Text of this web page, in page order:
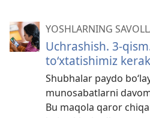
YOSHLARNING
Uchrashish. 3-
to‘xtatishimiz
Shubhalar paydo
munosabatlarni
Bu maqola qaror